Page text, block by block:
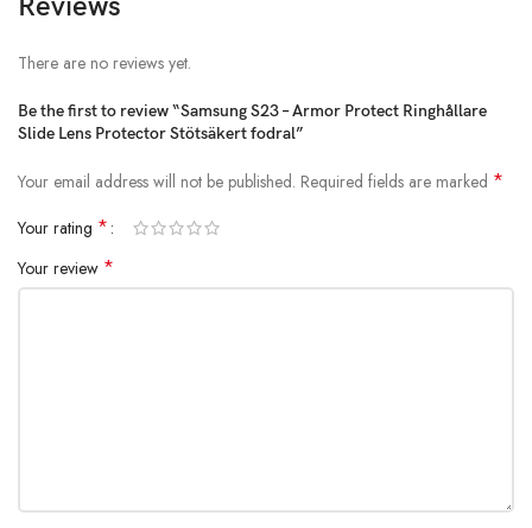
Reviews
There are no reviews yet.
Be the first to review “Samsung S23 – Armor Protect Ringhållare
Slide Lens Protector Stötsäkert fodral”
Your email address will not be published. Required fields are marked *
Your rating *
Your review *